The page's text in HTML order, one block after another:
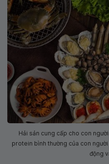
Hải sản cung cấp cho con
protein bình thường của con
động